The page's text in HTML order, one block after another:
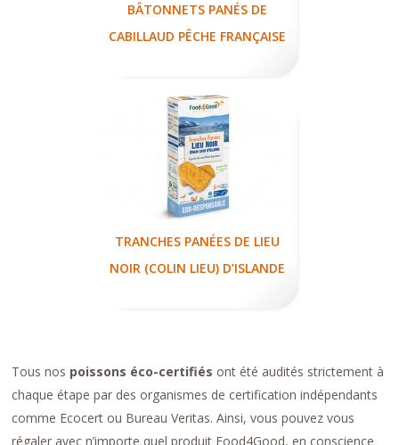
BÂTONNETS PANÉS DE
CABILLAUD PÊCHE FRANÇAISE
TRANCHES PANÉES DE LIEU
NOIR (COLIN LIEU) D’ISLANDE
Tous nos poissons éco-certifiés ont été audités strictement à
chaque étape par des organismes de certification indépendants
comme Ecocert ou Bureau Veritas. Ainsi, vous pouvez vous
régaler avec n’importe quel produit Food4Good, en conscience